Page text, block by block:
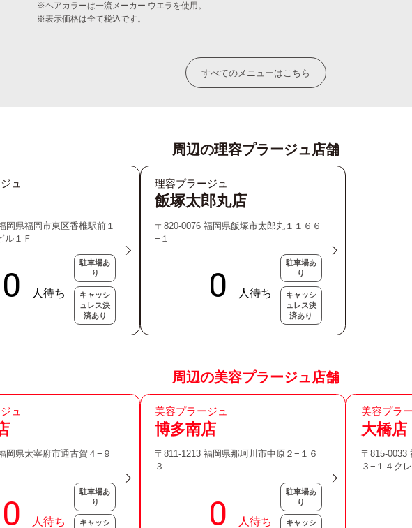
※ヘアカラーは一流メーカー ウエラを使用。
※表示価格は全て税込です。
すべてのメニューはこちら
周辺の理容プラージュ店舗
ュ
岡県福岡市東区香椎駅前１
ル１Ｆ
駐車場あ
り
キャッシ
ュレス決
済あり
理容プラージュ
飯塚太郎丸店
〒820-0076 福岡県飯塚市太郎丸１１６６
−１
駐車場あ
り
キャッシ
ュレス決
済あり
周辺の美容プラージュ店舗
ュ
岡県太宰府市通古賀４−９
駐車場あ
り
キャッシ
美容プラージュ
博多南店
〒811-1213 福岡県那珂川市中原２−１６
３
駐車場あ
り
キャッシ
美容プラ
大橋店
〒815-0033
３−１４ク